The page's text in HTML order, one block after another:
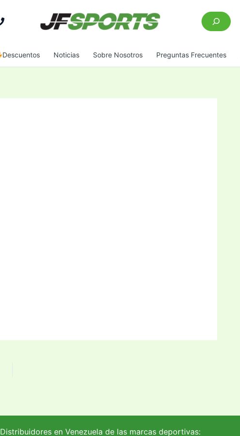
Buscar
Descuentos Noticias Sobre Nosotros Preguntas Frecuentes
Distribuidores en Venezuela de las marcas deportivas: